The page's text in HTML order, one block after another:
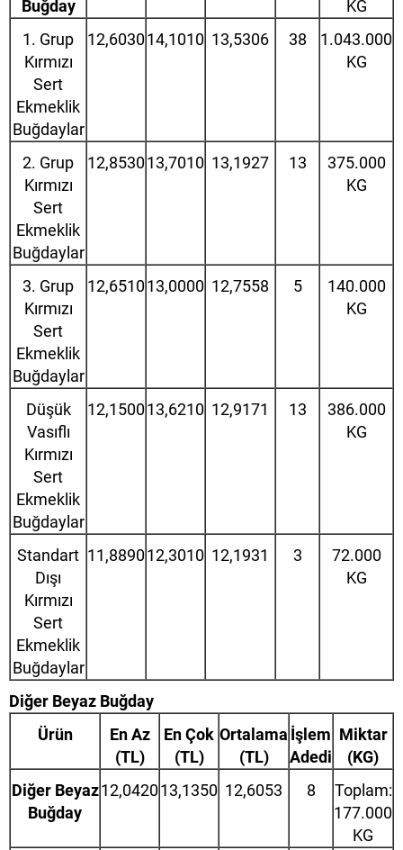
Buğday
KG
1. Grup
Kırmızı
Sert
Ekmeklik
Buğdaylar
12,603014,1010 13,5306 38
1.043.000
KG
2. Grup
Kırmızı
Sert
Ekmeklik
Buğdaylar
12,853013,7010 13,1927 13
375.000
KG
3. Grup
Kırmızı
Sert
Ekmeklik
Buğdaylar
12,651013,0000 12,7558 5
140.000
KG
Düşük
Vasıflı
Kırmızı
Sert
Ekmeklik
Buğdaylar
12,150013,6210 12,9171 13
386.000
KG
Standart
Dışı
Kırmızı
Sert
Ekmeklik
Buğdaylar
11,889012,3010 12,1931 3
72.000
KG
Diğer Beyaz Buğday
Ürün
En Az
(TL)
En Çok
(TL)
Ortalama
(TL)
İşlem
Adedi
Miktar
(KG)
Diğer Beyaz
Buğday
12,042013,1350 12,6053 8
Toplam:
177.000
KG